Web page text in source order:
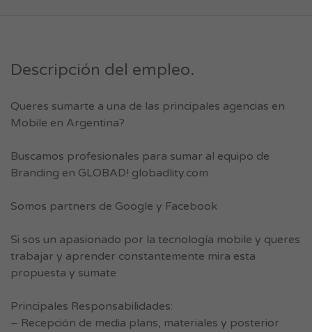
Descripción del empleo.
Queres sumarte a una de las principales agencias en
Mobile en Argentina?
Buscamos profesionales para sumar al equipo de
Branding en GLOBAD! globadlity.com
Somos partners de Google y Facebook
Si sos un apasionado por la tecnología mobile y queres
trabajar y aprender constantemente mira esta
propuesta y sumate
Principales Responsabilidades:
– Recepción de media plans, materiales y posterior